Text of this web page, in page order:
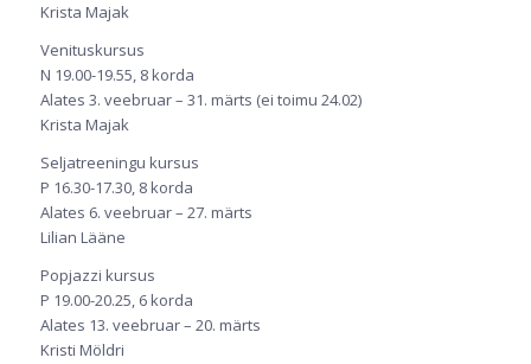
Krista Majak
Venituskursus
N 19.00-19.55, 8 korda
Alates 3. veebruar – 31. märts (ei toimu 24.02)
Krista Majak
Seljatreeningu kursus
P 16.30-17.30, 8 korda
Alates 6. veebruar – 27. märts
Lilian Lääne
Popjazzi kursus
P 19.00-20.25, 6 korda
Alates 13. veebruar – 20. märts
Kristi Möldri